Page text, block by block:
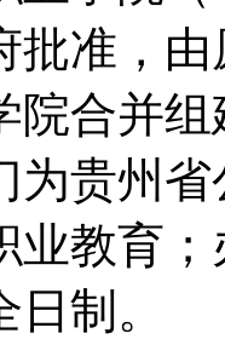
批准，
院合并
为贵州
业教育
制。